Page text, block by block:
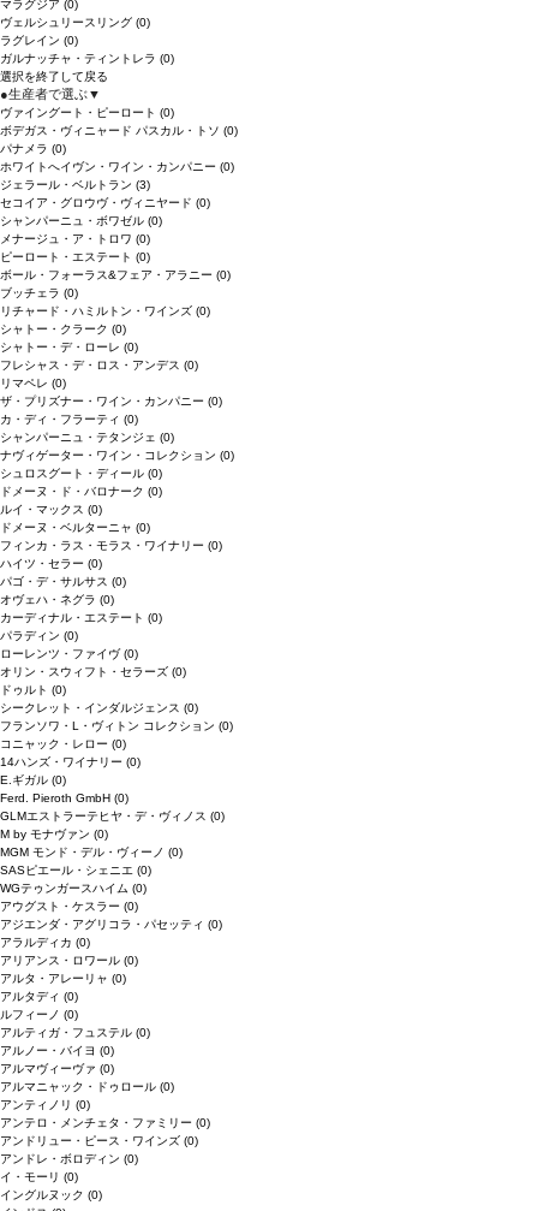
マラグジア (0)
ヴェルシュリースリング (0)
ラグレイン (0)
ガルナッチャ・ティントレラ (0)
選択を終了して戻る
●生産者で選ぶ▼
ヴァイングート・ピーロート (0)
ボデガス・ヴィニャード パスカル・トソ (0)
パナメラ (0)
ホワイトへイヴン・ワイン・カンパニー (0)
ジェラール・ベルトラン (3)
セコイア・グロウヴ・ヴィニヤード (0)
シャンパーニュ・ボワゼル (0)
メナージュ・ア・トロワ (0)
ピーロート・エステート (0)
ボール・フォーラス&フェア・アラニー (0)
ブッチェラ (0)
リチャード・ハミルトン・ワインズ (0)
シャトー・クラーク (0)
シャトー・デ・ローレ (0)
フレシャス・デ・ロス・アンデス (0)
リマペレ (0)
ザ・プリズナー・ワイン・カンパニー (0)
カ・ディ・フラーティ (0)
シャンパーニュ・テタンジェ (0)
ナヴィゲーター・ワイン・コレクション (0)
シュロスグート・ディール (0)
ドメーヌ・ド・バロナーク (0)
ルイ・マックス (0)
ドメーヌ・ベルターニャ (0)
フィンカ・ラス・モラス・ワイナリー (0)
ハイツ・セラー (0)
パゴ・デ・サルサス (0)
オヴェハ・ネグラ (0)
カーディナル・エステート (0)
パラディン (0)
ローレンツ・ファイヴ(0)
オリン・スウィフト・セラーズ (0)
ドゥルト (0)
シークレット・インダルジェンス (0)
フランソワ・L・ヴィトン コレクション (0)
コニャック・レロー (0)
14ハンズ・ワイナリー (0)
E.ギガル (0)
Ferd. Pieroth GmbH (0)
GLMエストラーテヒヤ・デ・ヴィノス (0)
M by モナヴァン (0)
MGM モンド・デル・ヴィーノ (0)
SASピエール・シェニエ (0)
WGテゥンガースハイム (0)
アウグスト・ケスラー (0)
アジエンダ・アグリコラ・パセッティ (0)
アラルディカ (0)
アリアンス・ロワール (0)
アルタ・アレーリャ (0)
アルタディ (0)
ルフィーノ (0)
アルティガ・フュステル (0)
アルノー・バイヨ (0)
アルマヴィーヴァ (0)
アルマニャック・ドゥロール (0)
アンティノリ (0)
アンテロ・メンチェタ・ファミリー (0)
アンドリュー・ピース・ワインズ (0)
アンドレ・ボロディン (0)
イ・モーリ (0)
イングルヌック (0)